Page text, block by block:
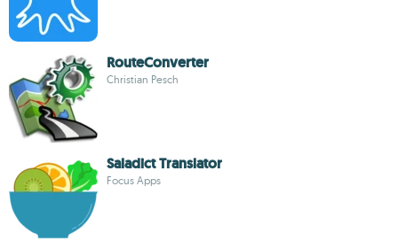
RouteConverter
Christian Pesch
Saladict Translator
Focus Apps